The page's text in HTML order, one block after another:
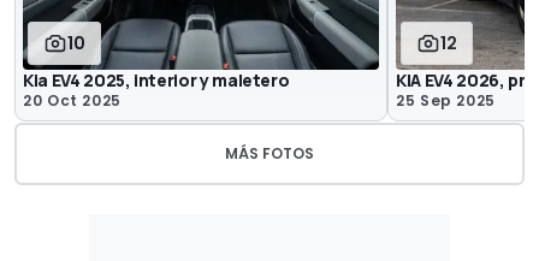
10
Kia EV4 2025, interior y maletero
20 Oct 2025
12
KIA EV4 2026,
25 Sep 2025
MÁS FOTOS